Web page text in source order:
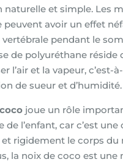
et simple. Les
avoir un effet
pendant le
de polyuréthane réside
l’air et la vapeur, c’est-
de sueur et d’humidité.
joue un rôle
l’enfant, car c’est
rigidement le corps du
la noix de coco est une